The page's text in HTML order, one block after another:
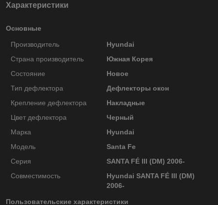
Характеристики
Основные
Производитель
Hyundai
Страна производитель
Южная Корея
Состояние
Новое
Тип дефлектора
Дефлекторы окон
Крепление дефлектора
Накладные
Цвет дефлектора
Черный
Марка
Hyundai
Модель
Santa Fe
Серия
SANTA FÉ III (DM) 2006-
Совместимость
Hyundai SANTA FÉ III (DM)
2006-
Пользовательские характеристики